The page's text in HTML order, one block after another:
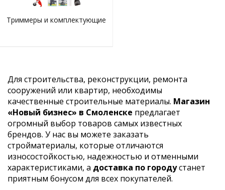
Триммеры и комплектующие
Для строительства, реконструкции, ремонта
сооружений или квартир, необходимы
качественные строительные материалы. Магазин
«Новый бизнес» в Смоленске предлагает
огромный выбор товаров самых известных
брендов. У нас вы можете заказать
стройматериалы, которые отличаются
износостойкостью, надежностью и отменными
характеристиками, а доставка по городустанет
приятным бонусом для всех покупателей.